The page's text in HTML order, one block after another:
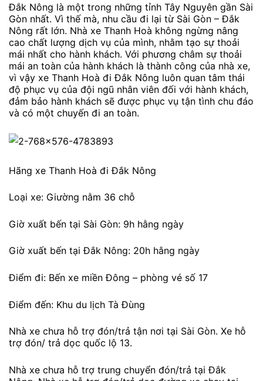
Đắk Nông là một trong những tỉnh Tây Nguyên gần Sài
Gòn nhất. Vì thế mà, nhu cầu đi lại từ Sài Gòn – Đắk
Nông rất lớn. Nhà xe Thanh Hoà không ngừng nâng
cao chất lượng dịch vụ của mình, nhằm tạo sự thoải
mái nhất cho hành khách. Với phương châm sự thoải
mái an toàn của hành khách là thành công của nhà xe,
vì vậy xe Thanh Hoà đi Đắk Nông luôn quan tâm thái
độ phục vụ của đội ngũ nhân viên đối với hành khách,
đảm bảo hành khách sẽ được phục vụ tận tình chu đáo
và có một chuyến đi an toàn.
Hãng xe Thanh Hoà đi Đắk Nông
Loại xe: Giường nằm 36 chỗ
Giờ xuất bến tại Sài Gòn: 9h hằng ngày
Giờ xuất bến tại Đắk Nông: 20h hằng ngày
Điểm đi: Bến xe miền Đông – phòng vé số 17
Điểm đến: Khu du lịch Tà Đùng
Nhà xe chưa hỗ trợ đón/trả tận nơi tại Sài Gòn. Xe hỗ
trợ đón/ trả dọc quốc lộ 13.
Nhà xe chưa hỗ trợ trung chuyển đón/trả tại Đắk